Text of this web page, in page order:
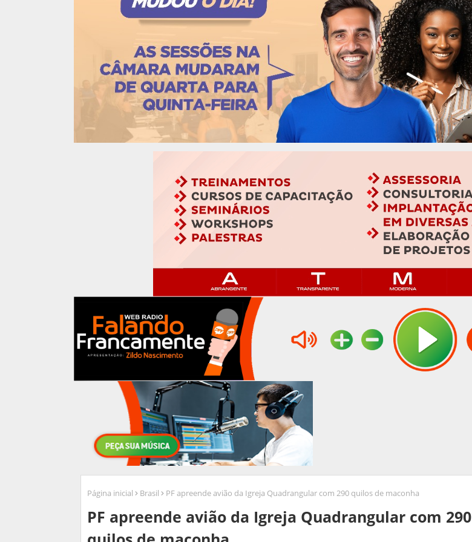
Página inicial Brasil PF apreende avião da Igreja Quadrangular com 290 quilos de maconha
PF apreende avião da Igreja Quadrangular com 290